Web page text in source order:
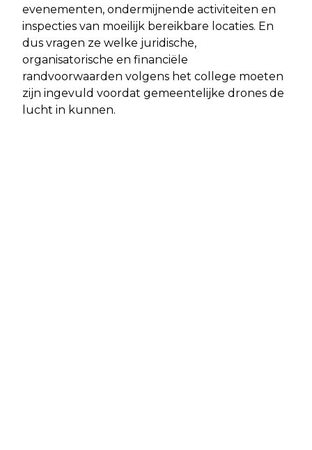
evenementen, ondermijnende activiteiten en
inspecties van moeilijk bereikbare locaties. En
dus vragen ze welke juridische,
organisatorische en financiële
randvoorwaarden volgens het college moeten
zijn ingevuld voordat gemeentelijke drones de
lucht in kunnen.